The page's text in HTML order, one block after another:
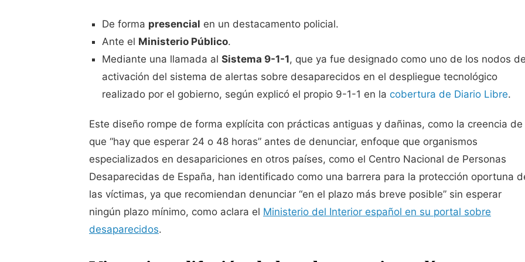
De forma presencial en un destacamento policial.
Ante el Ministerio Público.
Mediante una llamada alSistema 9-1-1, que ya fue designado como uno de los nodos
activación del sistema de alertas sobre desaparecidos en el despliegue tecnológico
realizado por el gobierno, según explicó el propio 9-1-1 en lacobertura de Diario Libre.
Este diseño rompe de forma explícita con prácticas antiguas y dañinas, como la creencia de
que “hay que esperar 24 o 48 horas” antes de denunciar, enfoque que organismos
especializados en desapariciones en otros países, como el Centro Nacional de Personas
Desaparecidas de España, han identificado como una barrera para la protección oportuna
las víctimas, ya que recomiendan denunciar “en el plazo más breve posible” sin esperar
ningún plazo mínimo, como aclara el Ministerio del Interior español en su portal sobre
desaparecidos.